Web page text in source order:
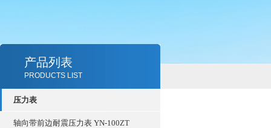
产品列表
PRODUCTS LIST
压力表
轴向带前边耐震压力表 YN-100ZT